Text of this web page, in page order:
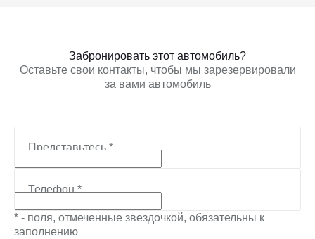
Забронировать этот автомобиль?
Оставьте свои контакты, чтобы мы зарезервировали
за вами автомобиль
Представьтесь*
Телефон*
* - поля, отмеченные звездочкой, обязательны к
заполнению